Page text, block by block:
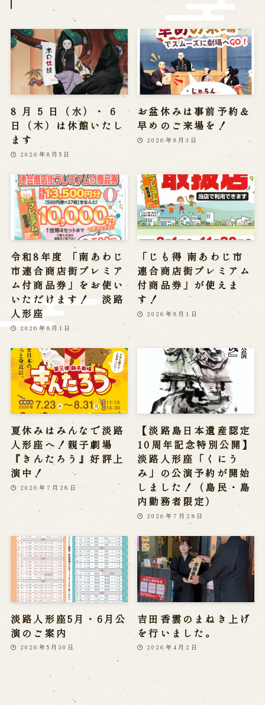
Usage Info
Opening Dates and Admission
Access
Indoor Introduction
Contact Us
FAQ Call us
Reservation
Online Reservation
Reservation via e-mail form
Phone Reservations
求人情報
※株式会社うずのくに南あわじの求人情報ページへ移動します
関連施設
通販サイトうずのくに
道の駅うずしお
うずの丘大鳴門橋記念館
8 月 5 日（水）・ 6
日（木）は休館いたし
ます
2026年8月5日
お盆休みは事前予約＆
早めのご来場を！
2026年8月3日
令和8年度 「南あわじ
市連合商店街プレミア
ム付商品券」をお使い
いただけます！ 淡路
人形座
2026年8月1日
「じも得 南あわじ市
連合商店街プレミアム
付商品券」が使えま
す！
2026年8月1日
夏休みはみんなで淡路
人形座へ！親子劇場
『きんたろう』好評上
演中！
2026年7月28日
【淡路島日本遺産認定
10周年記念特別公開】
淡路人形座「くにう
み」の公演予約が開始
しました！（島民・島
内勤務者限定）
2026年7月28日
淡路人形座5月・6月公
演のご案内
2026年5月30日
吉田香雲のまねき上げ
を行いました。
2026年4月2日